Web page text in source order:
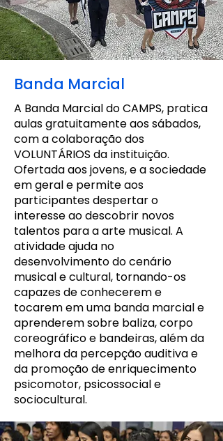
Banda Marcial
A Banda Marcial do CAMPS, pratica
aulas gratuitamente aos sábados,
com a colaboração dos
VOLUNTÁRIOS da instituição.
Ofertada aos jovens, e a sociedade
em geral e permite aos
participantes despertar o
interesse ao descobrir novos
talentos para a arte musical. A
atividade ajuda no
desenvolvimento do cenário
musical e cultural, tornando-os
capazes de conhecerem e
tocarem em uma banda marcial e
aprenderem sobre baliza, corpo
coreográfico e bandeiras, além da
melhora da percepção auditiva e
da promoção de enriquecimento
psicomotor, psicossocial e
sociocultural.